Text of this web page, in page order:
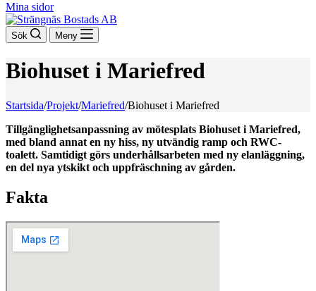
Mina sidor
Sök Meny
Biohuset i Mariefred
Startsida/Projekt/Mariefred/Biohuset i Mariefred
Tillgänglighetsanpassning av mötesplats Biohuset i Mariefred,
med bland annat en ny hiss, ny utvändig ramp och RWC-
toalett. Samtidigt görs underhållsarbeten med ny elanläggning,
en del nya ytskikt och uppfräschning av gården.
Fakta